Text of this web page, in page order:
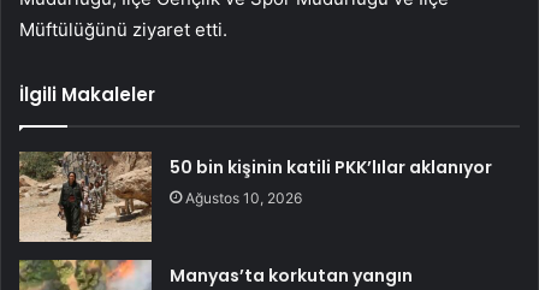
Müftülüğünü ziyaret etti.
İlgili Makaleler
50 bin kişinin katili PKK’lılar aklanıyor
Ağustos 10, 2026
Manyas’ta korkutan yangın